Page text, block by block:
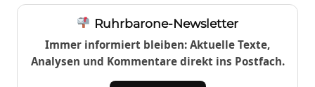
Ruhrbarone-Newsletter
Immer informiert bleiben: Aktuelle Texte,
Analysen und Kommentare direkt ins Postfach.